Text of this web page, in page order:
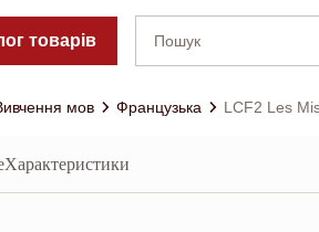
товарів
мов Французька LCF2 Les
Характеристики